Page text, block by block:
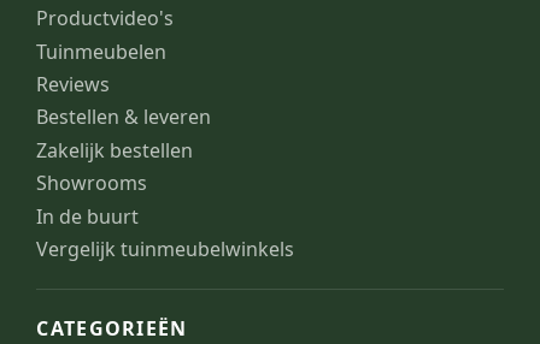
Productvideo's
Tuinmeubelen
Reviews
Bestellen & leveren
Zakelijk bestellen
Showrooms
In de buurt
Vergelijk tuinmeubelwinkels
CATEGORIEËN